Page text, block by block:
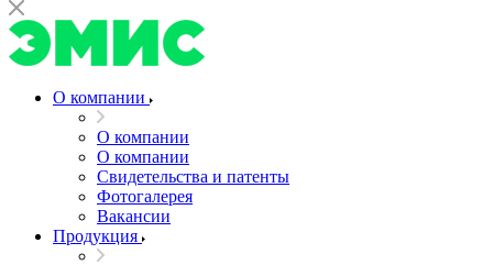
О компании
О компании
О компании
Свидетельства и патенты
Фотогалерея
Вакансии
Продукция